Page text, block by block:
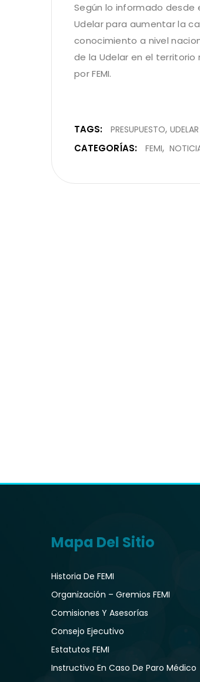
Según lo informado
Udelar para aumentar la
conocimiento a nivel
de la Udelar en el territorio
por FEMI.
TAGS: PRESUPUESTO UDELAR
CATEGORÍAS: FEMI
Mapa Del Sitio
Historia De FEMI
Organización – Gremios FEMI
Comisiones Y Asesorías
Consejo Ejecutivo
Estatutos FEMI
Instructivo En Caso De Paro Médico